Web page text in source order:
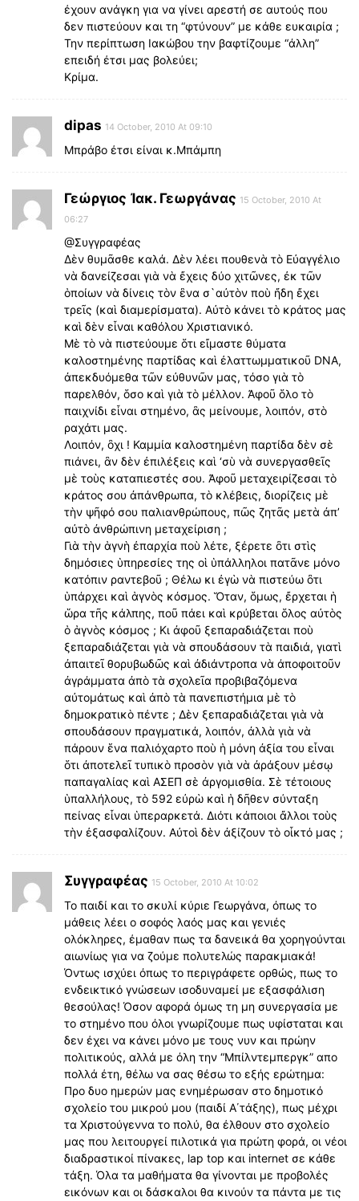
έχουν ανάγκη για να γίνει αρεστή σε αυτούς που
δεν πιστεύουν και τη “φτύνουν” με κάθε ευκαιρία ;
Την περίπτωση Ιακώβου την βαφτίζουμε “άλλη”
επειδή έτσι μας βολεύει;
Κρίμα.
dipas 14 October, 2010 At 09:10
Μπράβο έτσι είναι κ.Μπάμπη
Γεώργιος Ἰακ. Γεωργάνας 15 October, 2010 At
06:27
@Συγγραφέας
Δὲν θυμᾶσθε καλά. Δὲν λέει πουθενὰ τὸ Εὐαγγέλιο
νὰ δανείζεσαι γιὰ νὰ ἔχεις δύο χιτῶνες, ἐκ τῶν
ὁποίων νὰ δίνεις τὸν ἒνα σ`αὐτὸν ποὺ ἤδη ἔχει
τρεῖς (καὶ διαμερίσματα). Αὐτὸ κάνει τὸ κράτος μας
καὶ δὲν εἶναι καθόλου Χριστιανικό.
Μὲ τὸ νὰ πιστεύουμε ὅτι εἴμαστε θύματα
καλοστημένης παρτίδας καὶ ἐλαττωμματικοῦ DNA,
ἀπεκδυόμεθα τῶν εὐθυνῶν μας, τόσο γιὰ τὸ
παρελθόν, ὅσο καὶ γιὰ τὸ μέλλον. Ἀφοῦ ὅλο τὸ
παιχνίδι εἶναι στημένο, ἂς μείνουμε, λοιπόν, στὸ
ραχάτι μας.
Λοιπόν, ὂχι ! Καμμία καλοστημένη παρτίδα δὲν σὲ
πιάνει, ἂν δὲν ἐπιλέξεις καὶ ‘σὺ νὰ συνεργασθεῖς
μὲ τοὺς καταπιεστές σου. Ἀφοῦ μεταχειρίζεσαι τὸ
κράτος σου ἀπάνθρωπα, τὸ κλέβεις, διορίζεις μὲ
τὴν ψῆφό σου παλιανθρώπους, πῶς ζητᾶς μετὰ ἀπ’
αὐτὸ ἀνθρώπινη μεταχείριση ;
Γιὰ τὴν ἁγνὴ ἐπαρχία ποὺ λέτε, ξέρετε ὂτι στὶς
δημόσιες ὑπηρεσίες της οἱ ὑπάλληλοι πατᾶνε μόνο
κατόπιν ραντεβοῦ ; Θέλω κι ἐγὼ νὰ πιστεύω ὂτι
ὑπάρχει καὶ ἁγνὸς κόσμος. Ὅταν, ὅμως, ἔρχεται ἡ
ὥρα τῆς κάλπης, ποῦ πάει καὶ κρύβεται ὅλος αὐτὸς
ὁ ἁγνὸς κόσμος ; Κι ἀφοῦ ξεπαραδιάζεται ποὺ
ξεπαραδιάζεται γιὰ νὰ σπουδάσουν τὰ παιδιά, γιατὶ
ἀπαιτεῖ θορυβωδῶς καὶ ἀδιάντροπα νὰ άποφοιτοῦν
ἀγράμματα ἀπὸ τὰ σχολεῖα προβιβαζόμενα
αὐτομάτως καὶ ἀπὸ τὰ πανεπιστήμια μὲ τὸ
δημοκρατικὸ πέντε ; Δὲν ξεπαραδιάζεται γιὰ νὰ
σπουδάσουν πραγματικά, λοιπόν, ἀλλὰ γιὰ νὰ
πάρουν ἕνα παλιόχαρτο ποὺ ἡ μόνη ἀξία του εἶναι
ὅτι ἀποτελεῖ τυπικὸ προσὸν γιὰ νὰ ἀράξουν μέσῳ
παπαγαλίας καὶ ΑΣΕΠ σὲ ἀργομισθία. Σὲ τέτοιους
ὑπαλλήλους, τὸ 592 εὐρὼ καὶ ἡ δῆθεν σύνταξη
πείνας εἶναι ὑπεραρκετά. Διότι κάποιοι ἄλλοι τοὺς
τὴν ἐξασφαλίζουν. Αὐτοὶ δὲν ἀξίζουν τὸ οἶκτό μας ;
Συγγραφέας 15 October, 2010 At 10:02
Το παιδί και το σκυλί κύριε Γεωργάνα, όπως το
μάθεις λέει ο σοφός λαός μας και γενιές
ολόκληρες, έμαθαν πως τα δανεικά θα χορηγούνται
αιωνίως για να ζούμε πολυτελώς παρακμιακά!
Όντως ισχύει όπως το περιγράφετε ορθώς, πως το
ενδεικτικό γνώσεων ισοδυναμεί με εξασφάλιση
θεσούλας! Όσον αφορά όμως τη μη συνεργασία με
το στημένο που όλοι γνωρίζουμε πως υφίσταται και
δεν έχει να κάνει μόνο με τους νυν και πρώην
πολιτικούς, αλλά με όλη την “Μπίλντεμπεργκ” απο
πολλά έτη, θέλω να σας θέσω το εξής ερώτημα:
Προ δυο ημερών μας ενημέρωσαν στο δημοτικό
σχολείο του μικρού μου (παιδί Α΄τάξης), πως μέχρι
τα Χριστούγεννα το πολύ, θα έλθουν στο σχολείο
μας που λειτουργεί πιλοτικά για πρώτη φορά, οι νέοι
διαδραστικοί πίνακες, lap top και internet σε κάθε
τάξη. Όλα τα μαθήματα θα γίνονται με προβολές
εικόνων και οι δάσκαλοι θα κινούν τα πάντα με τις